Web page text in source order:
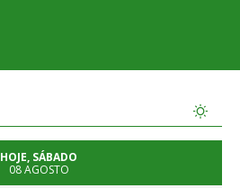
HOJE, SÁBADO
08 AGOSTO